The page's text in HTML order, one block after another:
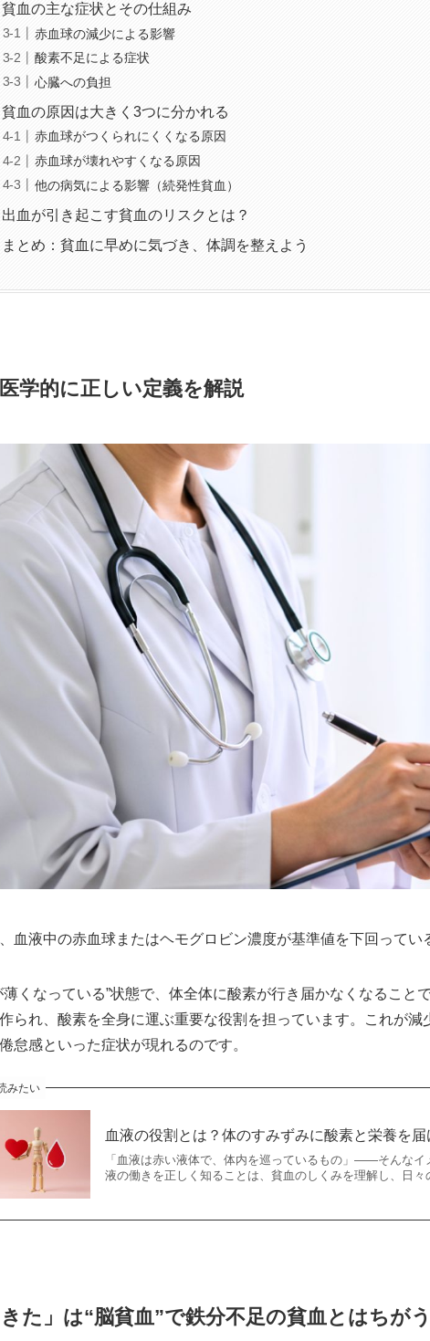
貧血の主な症状とその仕組み
赤血球の減少による影響
酸素不足による症状
心臓への負担
貧血の原因は大きく3つに分かれる
赤血球がつくられにくくなる原因
赤血球が壊れやすくなる原因
他の病気による影響（続発性貧血）
出血が引き起こす貧血のリスクとは？
まとめ：貧血に早めに気づき、体調を整えよう
学的に正しい定義を解説
、血液中の赤血球またはヘモグロビン濃度が基準値を下回ってい
薄くなっている”状態で、体全体に酸素が行き届かなくなること
られ、酸素を全身に運ぶ重要な役割を担っています。これが
怠感といった症状が現れるのです。
みたい
血液の役割とは？体のすみずみに酸素と栄養を届
「血液は赤い液体で、体内を巡っているもの」――そんな
液の働きを正しく知ることは、貧血のしくみを理解し、日々
きた」は“脳貧血”で鉄分不足の貧血とはちがう